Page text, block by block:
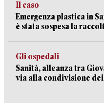
Il caso
Emergenza plastica in
è stata sospesa la
Gli ospedali
Sanità, alleanza tra
via alla condivisione